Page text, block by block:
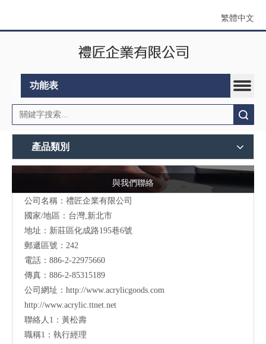
繁體中文
功能表
產品類別
與我們聯絡
公司名稱：禮匠企業有限公司
國家/地區：台灣,新北市
地址：新莊區化成路195巷6號
郵遞區號：242
電話：886-2-22975660
傳真：886-2-85315189
公司網址： http://www.acrylicgoods.com
http://www.acrylic.ttnet.net
聯絡人1：黃松壽
職稱1：執行經理